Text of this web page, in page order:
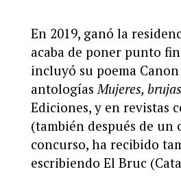
En 2019, ganó la
acaba de poner punto
incluyó su poema
antologíasMujeres,
Ediciones, y en revistas
(también después de un
concurso, ha recibido
escribiendo El Bruc